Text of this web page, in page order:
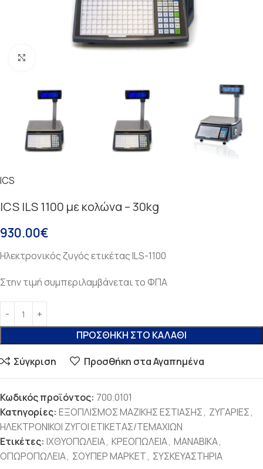
ICS
ICS ILS 1100 με κολώνα – 30kg
930.00€
Ηλεκτρονικός ζυγός ετικέτας ILS-1100
Στην τιμή συμπεριλαμβάνεται το ΦΠΑ
ΠΡΟΣΘΉΚΗ ΣΤΟ ΚΑΛΆΘΙ
Σύγκριση Προσθήκη στα Αγαπημένα
Κωδικός προϊόντος: 700.0101
Κατηγορίες: ΕΞΟΠΛΙΣΜΟΣ ΜΑΖΙΚΗΣ ΕΣΤΙΑΣΗΣ, ΖΥΓΑΡΙΕΣ,
ΗΛΕΚΤΡΟΝΙΚΟΙ ΖΥΓΟΙ ΕΤΙΚΕΤΑΣ/ΤΕΜΑΧΙΩΝ
Ετικέτες: ΙΧΘΥΟΠΩΛΕΙΑ, ΚΡΕΟΠΩΛΕΙΑ, ΜΑΝΑΒΙΚΑ,
ΟΠΩΡΟΠΩΛΕΙΑ, ΣΟΥΠΕΡ ΜΑΡΚΕΤ, ΣΥΣΚΕΥΑΣΤΗΡΙΑ